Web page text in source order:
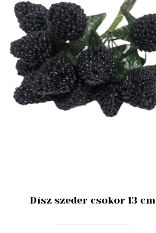
Dísz szeder csokor 13 cm